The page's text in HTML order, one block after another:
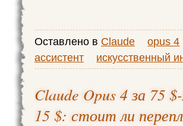
Оставлено в Claude opus 4
ассистент
искусственный
Claude Opus 4 за 75
15 $: стоит ли